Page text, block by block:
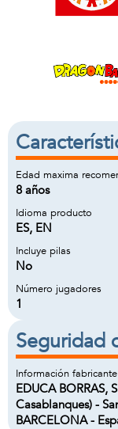
Edad maxima
8 años
Idioma producto
ES, EN
Incluye pilas
No
Número jugadores
1
Seguridad
Información fabricante
EDUCA BORRAS,
Casablanques) -
BARCELONA -